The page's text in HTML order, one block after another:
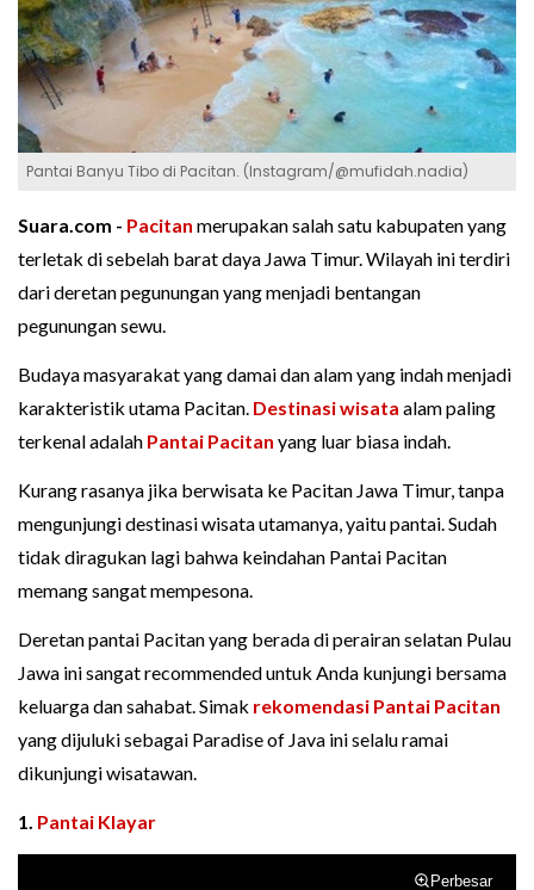
Pantai Banyu Tibo di Pacitan. (Instagram/@mufidah.nadia)
Suara.com - Pacitan merupakan salah satu kabupaten yang
terletak di sebelah barat daya Jawa Timur. Wilayah ini terdiri
dari deretan pegunungan yang menjadi bentangan
pegunungan sewu.
Budaya masyarakat yang damai dan alam yang indah menjadi
karakteristik utama Pacitan. Destinasi wisata alam paling
terkenal adalah Pantai Pacitan yang luar biasa indah.
Kurang rasanya jika berwisata ke Pacitan Jawa Timur, tanpa
mengunjungi destinasi wisata utamanya, yaitu pantai. Sudah
tidak diragukan lagi bahwa keindahan Pantai Pacitan
memang sangat mempesona.
Deretan pantai Pacitan yang berada di perairan selatan Pulau
Jawa ini sangat recommended untuk Anda kunjungi bersama
keluarga dan sahabat. Simak rekomendasi Pantai Pacitan
yang dijuluki sebagai Paradise of Java ini selalu ramai
dikunjungi wisatawan.
1. Pantai Klayar
Perbesar